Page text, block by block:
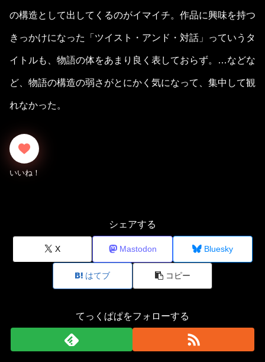
の構造として出してくるのがイマイチ。作品に興味を持つ
きっかけになった「ツイスト・アンド・対話」っていうタ
イトルも、物語の体をあまり良く表しておらず。…などな
ど、物語の構造の弱さがとにかく気になって、集中して観
れなかった。
シェアする
X Mastodon Bluesky
はてブ コピー
てっくぱぱをフォローする